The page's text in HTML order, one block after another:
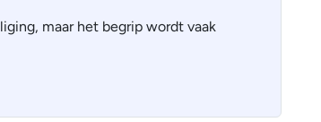
maar het begrip wordt vaak